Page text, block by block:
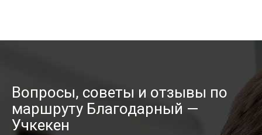
Вопросы, советы и отзывы по
маршруту Благодарный —
Учкекен